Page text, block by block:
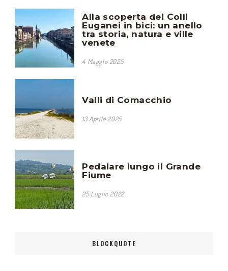
Alla scoperta dei Colli
Euganei in bici: un anello
tra storia, natura e ville
venete
4 Maggio 2025
Valli di Comacchio
13 Aprile 2025
Pedalare lungo il Grande
Fiume
25 Luglio 2022
BLOCKQUOTE